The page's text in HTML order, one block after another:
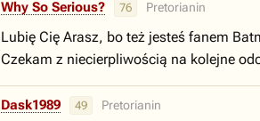
Why So Serious? 76 Pretorianin
Lubię Cię Arasz, bo też jesteś fanem
Czekam z niecierpliwością na kolejne
Dask1989 49 Pretorianin